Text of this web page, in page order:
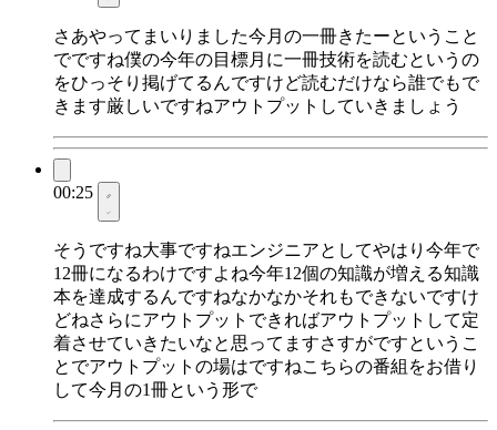
さあやってまいりました今月の一冊きたーということ
でですね僕の今年の目標月に一冊技術を読むというの
をひっそり掲げてるんですけど読むだけなら誰でもで
きます厳しいですねアウトプットしていきましょう
00:25
そうですね大事ですねエンジニアとしてやはり今年で
12冊になるわけですよね今年12個の知識が増える知識
本を達成するんですねなかなかそれもできないですけ
どねさらにアウトプットできればアウトプットして定
着させていきたいなと思ってますさすがですというこ
とでアウトプットの場はですねこちらの番組をお借り
して今月の1冊という形で